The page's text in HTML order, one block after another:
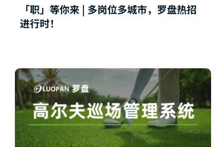
「职」等你来 | 多岗位多城市，罗盘热招
进行时！